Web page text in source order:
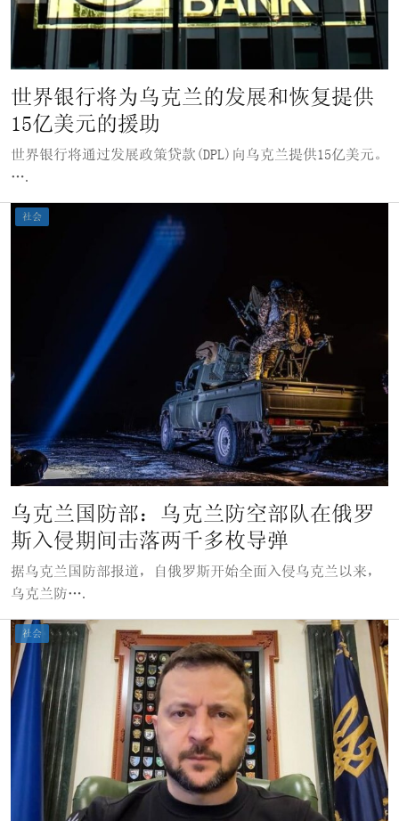
世界银行将为乌克兰的发展和恢复提供
15亿美元的援助
世界银行将通过发展政策贷款(DPL)向乌克兰提供15亿美元。
….
社会
乌克兰国防部：乌克兰防空部队在俄罗
斯入侵期间击落两千多枚导弹
据乌克兰国防部报道，自俄罗斯开始全面入侵乌克兰以来，
乌克兰防….
社会